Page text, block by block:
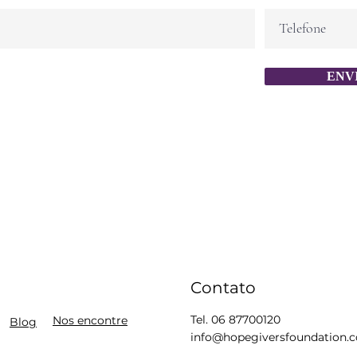
Blog Nos encontre
Contato
Tel. 06 87700120